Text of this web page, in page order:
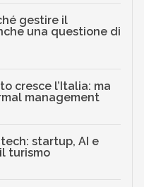
gestire il
una questione di
cresce l’Italia: ma
management
startup, AI e
turismo